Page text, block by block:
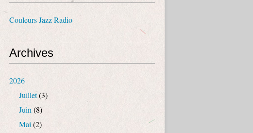
Couleurs Jazz Radio
Archives
2026
Juillet(3)
Juin (8)
Mai (2)